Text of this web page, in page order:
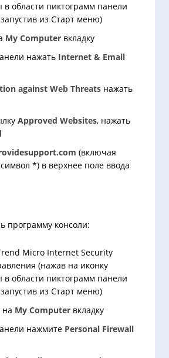
области пиктограмм панели
из Старт меню)
My Computer вкладку
нажать Internet & Email
against Web Threats нажать
Approved Websites, нажать
(включая
*) в верхнее поле ввода
программу консоли:
Micro Internet Security
(нажав на иконку
области пиктограмм панели
из Старт меню)
на My Computer вкладку
нажмите Personal Firewall